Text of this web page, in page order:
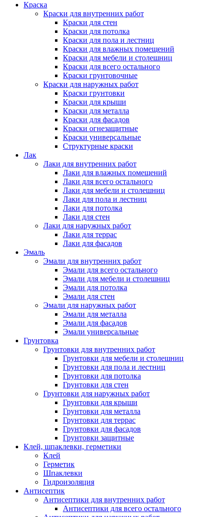
Краска
Краски для внутренних работ
Краски для стен
Краски для потолка
Краски для пола и лестниц
Краски для влажных помещений
Краски для мебели и столешниц
Краски для всего остального
Краски грунтовочные
Краски для наружных работ
Краски грунтовки
Краски для крыши
Краски для металла
Краски для фасадов
Краски огнезащитные
Краски универсальные
Структурные краски
Лак
Лаки для внутренних работ
Лаки для влажных помещений
Лаки для всего остального
Лаки для мебели и столешниц
Лаки для пола и лестниц
Лаки для потолка
Лаки для стен
Лаки для наружных работ
Лаки для террас
Лаки для фасадов
Эмаль
Эмали для внутренних работ
Эмали для всего остального
Эмали для мебели и столешниц
Эмали для потолка
Эмали для стен
Эмали для наружных работ
Эмали для металла
Эмали для фасадов
Эмали универсальные
Грунтовка
Грунтовки для внутренних работ
Грунтовки для мебели и столешниц
Грунтовки для пола и лестниц
Грунтовки для потолка
Грунтовки для стен
Грунтовки для наружных работ
Грунтовки для крыши
Грунтовки для металла
Грунтовки для террас
Грунтовки для фасадов
Грунтовки защитные
Клей, шпаклевки, герметики
Клей
Герметик
Шпаклевки
Гидроизоляция
Антисептик
Антисептики для внутренних работ
Антисептики для всего остального